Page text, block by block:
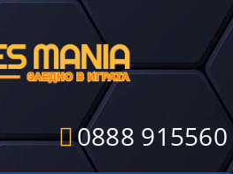
0888 915560